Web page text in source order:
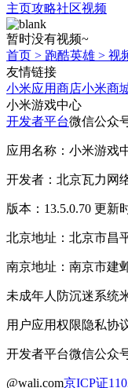
主页攻略社区视频
暂时没有视频~
首页 > 跑酷英雄 > 视
友情链接
小米应用商店小米商
小米游戏中心
开发者平台微信公众
应用名称：小米游戏
开发者：北京瓦力网
版本：13.5.0.70 更新
北京地址：北京市昌
南京地址：南京市建
未成年人防沉迷系统
用户应用权限隐私协
开发者平台微信公众
@wali.com京ICP证